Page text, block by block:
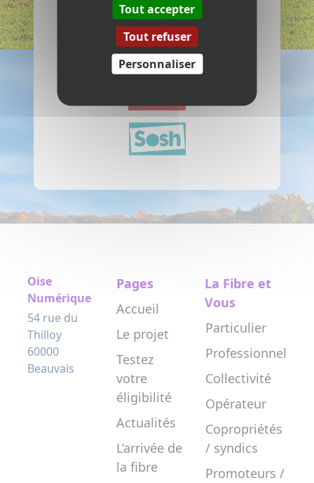
Oise
Numérique
54 rue du
Thilloy
60000
Beauvais
Pages
Accueil
Le projet
Testez
votre
éligibilité
Actualités
L’arrivée de
la fibre
La Fibre et
Vous
Particulier
Professionnel
Collectivité
Opérateur
Copropriétés
/ syndics
Promoteurs /
Tout accepter
Tout refuser
Personnaliser